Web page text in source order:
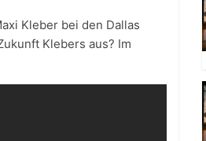
Kleber bei den Dallas
Klebers aus? Im